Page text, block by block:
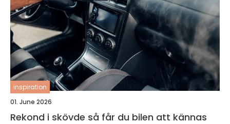
inspiration
01. June 2026
Rekond i skövde så får du bilen att kännas